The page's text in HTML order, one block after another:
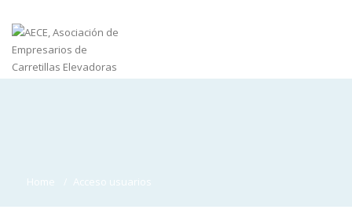
Home Acceso usuarios